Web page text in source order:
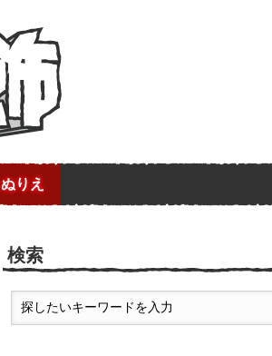
ぬりえ
検索